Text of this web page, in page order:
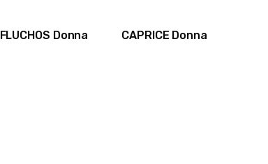
FLUCHOS Donna CAPRICE Donna